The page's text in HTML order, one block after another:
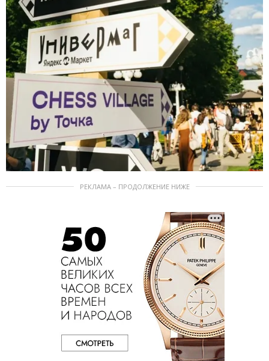
РЕКЛАМА – ПРОДОЛЖЕНИЕ НИЖЕ